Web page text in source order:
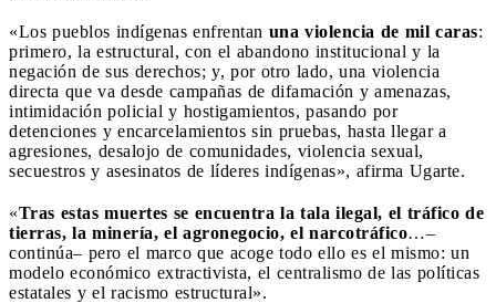
«Los pueblos indígenas enfrentan una violencia de mil caras:
primero, la estructural, con el abandono institucional y la
negación de sus derechos; y, por otro lado, una violencia
directa que va desde campañas de difamación y amenazas,
intimidación policial y hostigamientos, pasando por
detenciones y encarcelamientos sin pruebas, hasta llegar a
agresiones, desalojo de comunidades, violencia sexual,
secuestros y asesinatos de líderes indígenas», afirma Ugarte.
«Tras estas muertes se encuentra la tala ilegal, el tráfico de
tierras, la minería, el agronegocio, el narcotráfico…–
continúa– pero el marco que acoge todo ello es el mismo: un
modelo económico extractivista, el centralismo de las políticas
estatales y el racismo estructural».